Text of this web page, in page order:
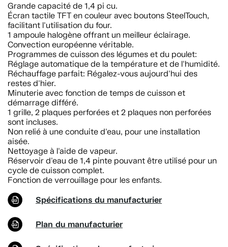
Grande capacité de 1,4 pi cu.
Écran tactile TFT en couleur avec boutons SteelTouch,
facilitant l'utilisation du four.
1 ampoule halogène offrant un meilleur éclairage.
Convection européenne véritable.
Programmes de cuisson des légumes et du poulet:
Réglage automatique de la température et de l'humidité.
Réchauffage parfait: Régalez-vous aujourd'hui des
restes d'hier.
Minuterie avec fonction de temps de cuisson et
démarrage différé.
1 grille, 2 plaques perforées et 2 plaques non perforées
sont incluses.
Non relié à une conduite d'eau, pour une installation
aisée.
Nettoyage à l'aide de vapeur.
Réservoir d'eau de 1,4 pinte pouvant être utilisé pour un
cycle de cuisson complet.
Fonction de verrouillage pour les enfants.
Spécifications du manufacturier
Plan du manufacturier